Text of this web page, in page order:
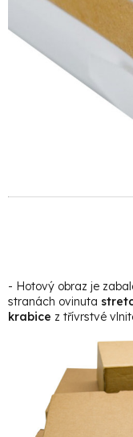
- Hotový obraz je
stranách ovinuta
krabice z třívrstvé